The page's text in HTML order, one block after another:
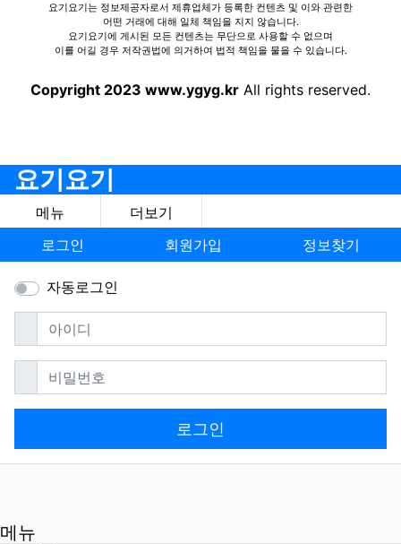
요기요기는 정보제공자로서 제휴업체가 등록한 컨텐츠 및 이와 관련한
어떤 거래에 대해 일체 책임을 지지 않습니다.
요기요기에 게시된 모든 컨텐츠는 무단으로 사용할 수 없으며
이를 어길 경우 저작권법에 의거하여 법적 책임을 물을 수 있습니다.
Copyright 2023 www.ygyg.kr All rights reserved.
요기요기
메뉴
더보기
로그인
회원가입 정보찾기
자동로그인
아이디필수
비밀번호필수
로그인
메뉴